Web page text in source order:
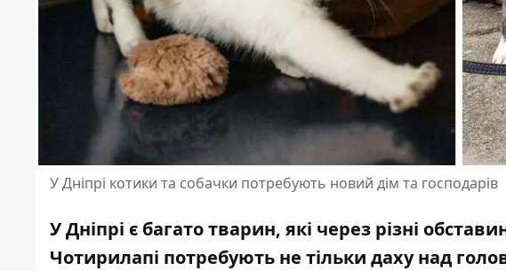
У Дніпрі котики та собачки потребують новий дім та господарів
У Дніпрі є багато тварин, які через різні
Чотирилапі потребують не тільки даху над